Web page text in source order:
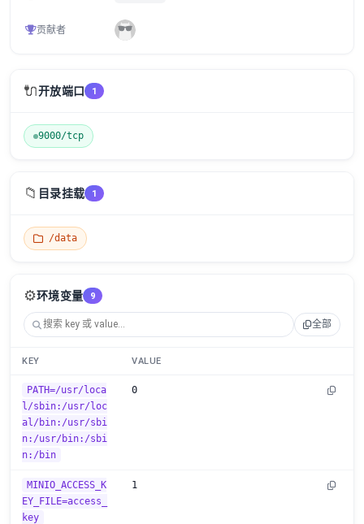
贡献者
🔌开放端口 1
9000/tcp
📁 目录挂载 1
/data
⚙️环境变量 9
全部
KEY VALUE
PATH=/usr/loca
l/sbin:/usr/loc
al/bin:/usr/sbi
n:/usr/bin:/sbi
n:/bin
0
MINIO_ACCESS_K
EY_FILE=access_
key
1